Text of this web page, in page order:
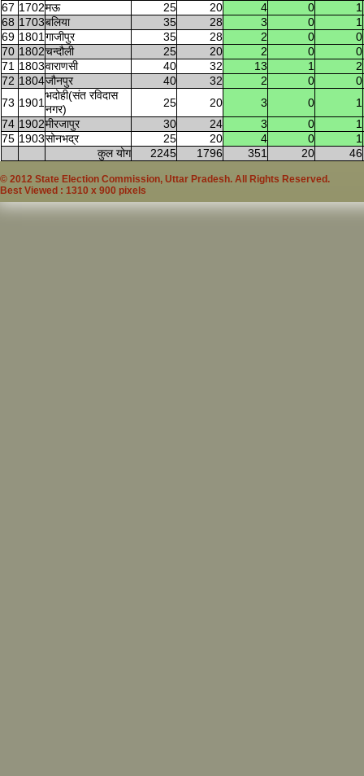
67 1702मऊ 25 20 4 0
1
68 1703बलिया 35 28 3 0
1
69 1801 गाजीपुर 35 28 2 0
0
70 1802चन्दौली 25 20 2 0
0
71 1803वाराणसी 40 32 13 1
2
72 1804जौनपुर 40 32 2 0
0
73 1901
भदोही(संत रविदास
नगर)
25 20 3 0
1
74 1902मीरजापुर 30 24 3 0
1
75 1903सोनभद्र 25 20 4 0
1
कुल योग
2245 1796 351 20 46
© 2012 State Election Commission, Uttar Pradesh. All Rights Reserved.
Best Viewed : 1310 x 900 pixels